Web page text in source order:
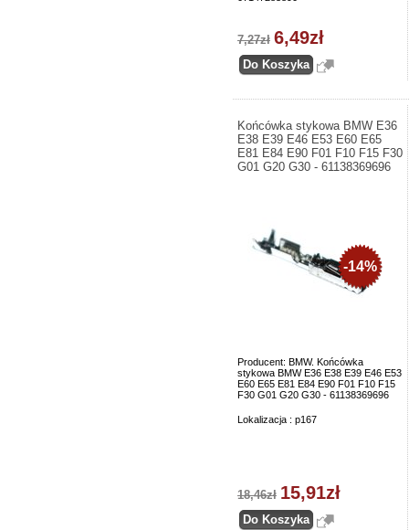
7,27zł 6,49zł
Końcówka stykowa BMW E36
E38 E39 E46 E53 E60 E65
E81 E84 E90 F01 F10 F15 F30
G01 G20 G30 - 61138369696
Producent: BMW. Końcówka
stykowa BMW E36 E38 E39 E46 E53
E60 E65 E81 E84 E90 F01 F10 F15
F30 G01 G20 G30 - 61138369696
Lokalizacja : p167
-14%
18,46zł 15,91zł